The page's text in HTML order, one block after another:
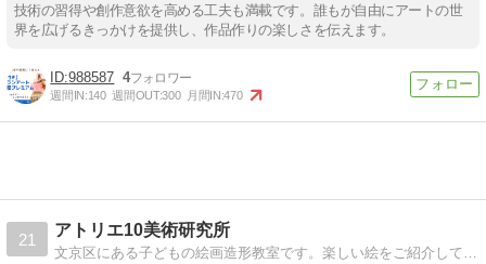
技術の習得や創作意欲を高める工夫も満載です。誰もが自由にアートの世
界を広げるきっかけを提供し、作品作りの楽しさを伝えます。
988587 4
週間IN:140 週間OUT:300 月間IN:470
21
アトリエ10美術研究所